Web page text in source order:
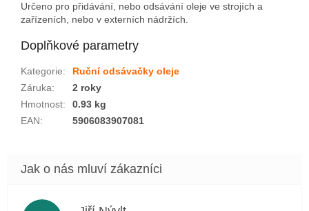
Určeno pro přidávání, nebo odsávání oleje ve strojích a
zařízeních, nebo v externích nádržích.
Doplňkové parametry
Kategorie:
Ruční odsávačky oleje
Záruka:
2 roky
Hmotnost:
0.93 kg
EAN: 5906083907081